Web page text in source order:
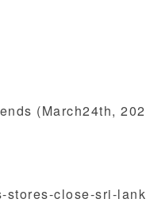
(March24th, 202
stores-close-sri-lank